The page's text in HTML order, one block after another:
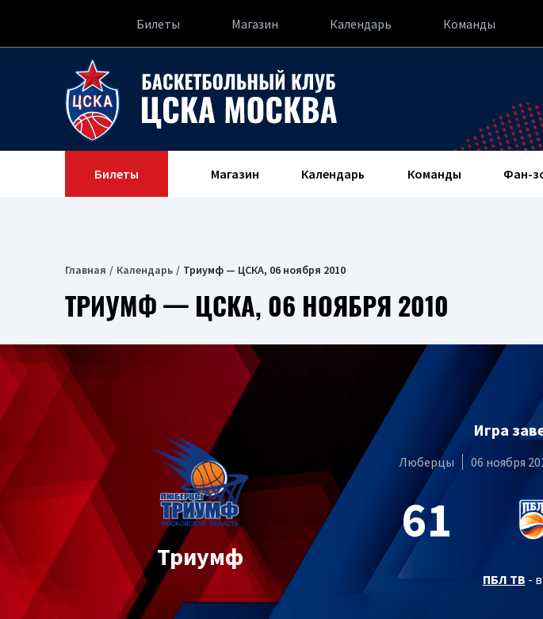
Билеты Магазин Календарь Команды
Билеты Магазин Календарь Команды Фан-
Главная Календарь Триумф — ЦСКА, 06 ноября 2010
ТРИУМФ — ЦСКА, 06 НОЯБРЯ 2010
Триумф
Игра
Люберцы 06 ноября
61
ПБЛ ТВ -